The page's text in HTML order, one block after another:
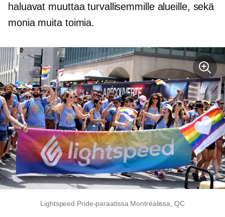
haluavat muuttaa turvallisemmille alueille, sekä
monia muita toimia.
Lightspeed Pride-paraatissa Montréalissa, QC